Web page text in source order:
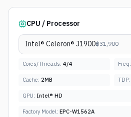
CPU / Processor
Intel® Celeron® J1900฿31,900
Cores/Threads: 4/4 Freq:
Cache: 2MB TDP:
GPU: Intel® HD
Factory Model: EPC-W1562A